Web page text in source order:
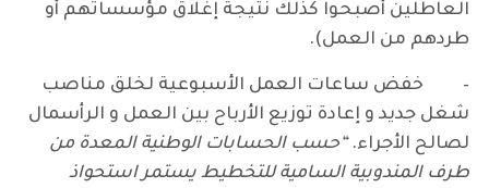
العاطلين أصبحوا كذلك نتيجة إغلاق مؤسساتهم أو
طردهم من العمل).
– خفض ساعات العمل الأسبوعية لخلق مناصب
شغل جديد و إعادة توزيع الأرباح بين العمل و الرأسمال
لصالح الأجراء.“حسب الحسابات الوطنية المعدة من
طرف المندوبية السامية للتخطيط يستمر استحواذ